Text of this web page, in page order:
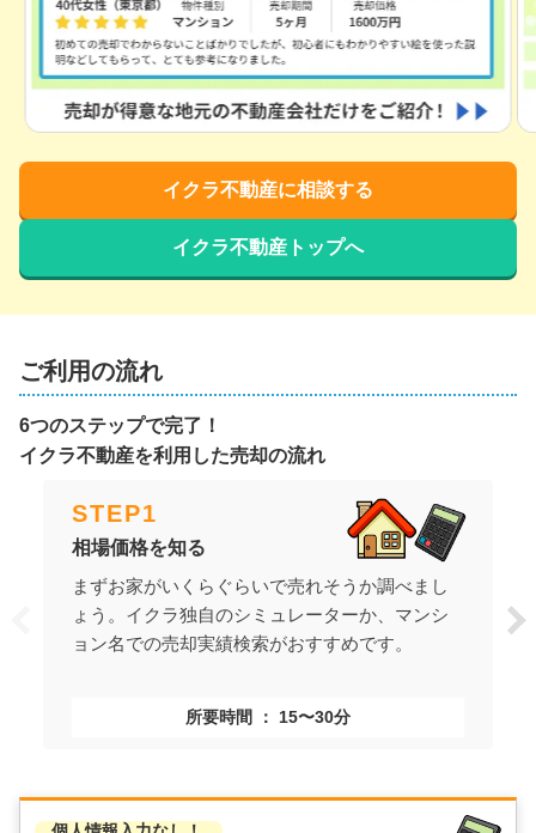
イクラ不動産に相談する
イクラ不動産トップへ
ご利用の流れ
6つのステップで完了！
イクラ不動産を利用した売却の流れ
STEP1
相場価格を知る
まずお家がいくらぐらいで売れそうか調べまし
ょう。イクラ独自のシミュレーターか、マンシ
ョン名での売却実績検索がおすすめです。
所要時間 15〜30分